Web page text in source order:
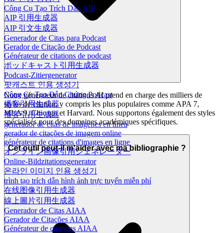
Công Cụ Tạo Trích Dẫn AIP
AIP 引用生成器
AIP 引文生成器
Generador de Citas para Podcast
Gerador de Citação de Podcast
Générateur de citations de podcast
ポッドキャスト引用生成器
Podcast-Zitiergenerator
팟캐스트 인용 생성기
Công Cụ Tạo Dẫn Chứng Podcast
播客引用生成器
播客引用生成器
generador de citas de imágenes en línea
gerador de citações de imagem online
générateur de citations d'images en ligne
オンライン画像引用ジェネレーター
Online-Bildzitationsgenerator
온라인 이미지 인용 생성기
trình tạo trích dẫn hình ảnh trực tuyến miễn phí
在线图像引用生成器
線上圖片引用生成器
Generador de Citas AIAA
Gerador de Citações AIAA
Générateur de citations AIAA
Notre générateur de citations AI prend en charge des milliers de
styles de citation, y compris les plus populaires comme APA 7,
MLA 9, Chicago et Harvard. Nous supportons également des styles
spécialisés pour des domaines académiques spécifiques.
Cet outil peut-il m'aider avec ma bibliographie ?